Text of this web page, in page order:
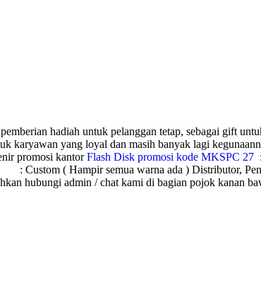
hadiah untuk pelanggan tetap, sebagai gift
karyawan yang loyal dan masih banyak lagi
promosi kantorFlash Disk promosi kode MKSPC 27
Hampir semua warna ada ) Distributor,
hubungi admin / chat kami di bagian pojok kanan